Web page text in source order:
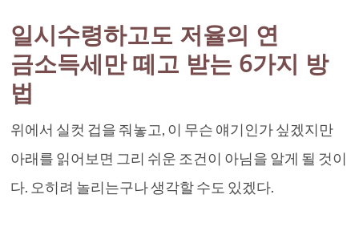
일시수령하고도 저율의 연
금소득세만 떼고 받는 6가지 방
법
위에서 실컷 겁을 줘놓고, 이 무슨 얘기인가 싶겠지만
아래를 읽어보면 그리 쉬운 조건이 아님을 알게 될 것이
다. 오히려 놀리는구나 생각할 수도 있겠다.